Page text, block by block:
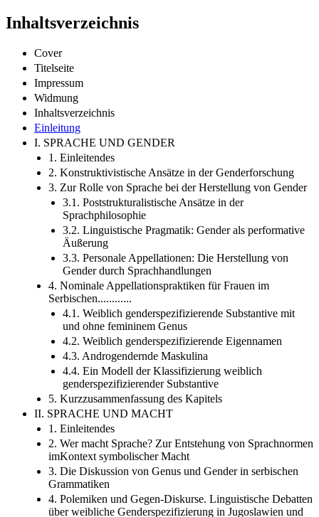
Inhaltsverzeichnis
Cover
Titelseite
Impressum
Widmung
Inhaltsverzeichnis
Einleitung
I. SPRACHE UND GENDER
1. Einleitendes
2. Konstruktivistische Ansätze in der Genderforschung
3. Zur Rolle von Sprache bei der Herstellung von Gender
3.1. Poststrukturalistische Ansätze in der
Sprachphilosophie
3.2. Linguistische Pragmatik: Gender als performative
Äußerung
3.3. Personale Appellationen: Die Herstellung von
Gender durch Sprachhandlungen
4. Nominale Appellationspraktiken für Frauen im
Serbischen............
4.1. Weiblich genderspezifizierende Substantive mit
und ohne femininem Genus
4.2. Weiblich genderspezifizierende Eigennamen
4.3. Androgendernde Maskulina
4.4. Ein Modell der Klassifizierung weiblich
genderspezifizierender Substantive
5. Kurzzusammenfassung des Kapitels
II. SPRACHE UND MACHT
1. Einleitendes
2. Wer macht Sprache? Zur Entstehung von Sprachnormen
imKontext symbolischer Macht
3. Die Diskussion von Genus und Gender in serbischen
Grammatiken
4. Polemiken und Gegen-Diskurse. Linguistische Debatten
über weibliche Genderspezifizierung in Jugoslawien und